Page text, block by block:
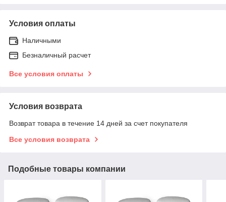
Условия оплаты
Наличными
Безналичный расчет
Все условия оплаты
Условия возврата
Возврат товара в течение 14 дней за счет покупателя
Все условия возврата
Подобные товары компании